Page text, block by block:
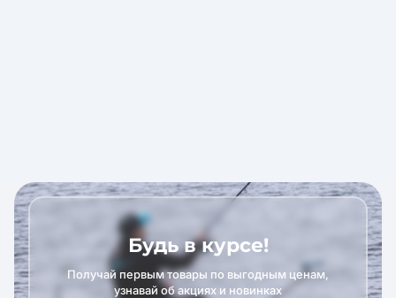
Будь в курсе!
Получай первым товары по выгодным ценам,
узнавай об акциях и новинках